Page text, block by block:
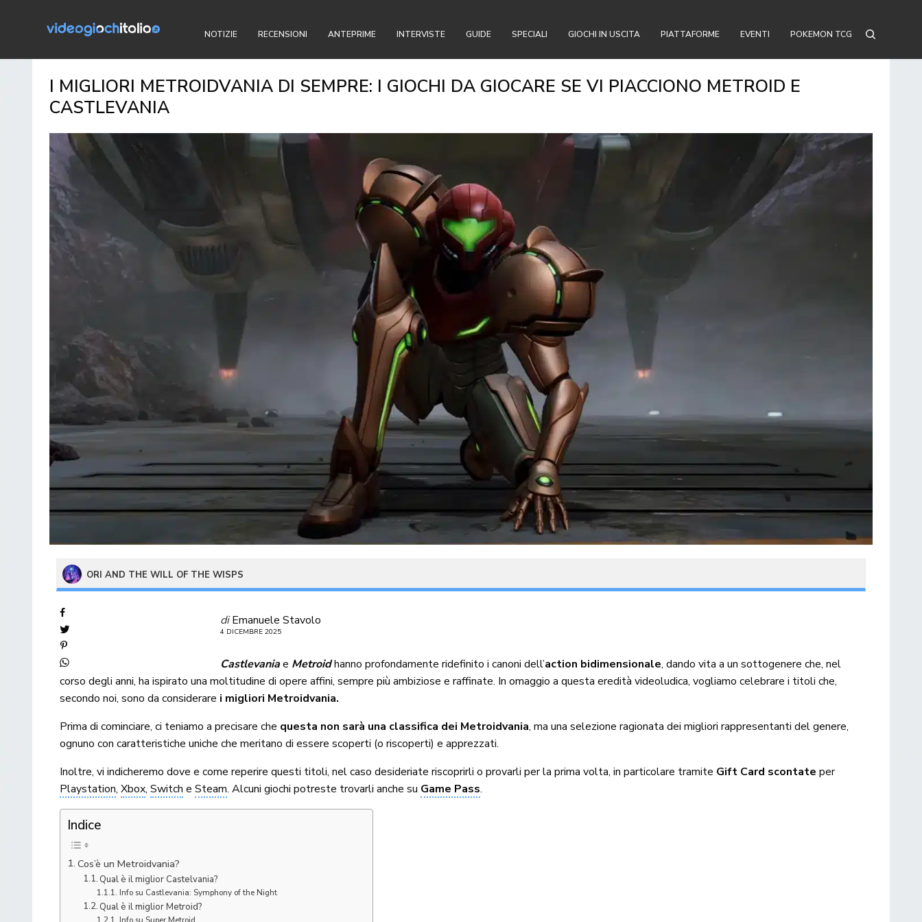
NOTIZIE RECENSIONI ANTEPRIME INTERVISTE GUIDE SPECIALI GIOCHI IN USCITA PIATTAFORME EVENTI POKEMON TCG
I MIGLIORI METROIDVANIA DI SEMPRE: I GIOCHI DA GIOCARE SE VI PIACCIONO METROID E
CASTLEVANIA
ORI AND THE WILL OF THE WISPS
di Emanuele Stavolo
4 DICEMBRE 2025
Castlevaniae Metroidhanno profondamente ridefinito i canoni dell’action bidimensionale, dando vita a un sottogenere che, nel
corso degli anni, ha ispirato una moltitudine di opere affini, sempre più ambiziose e raffinate. In omaggio a questa eredità videoludica, vogliamo celebrare i titoli che,
secondo noi, sono da considerare i migliori Metroidvania.
Prima di cominciare, ci teniamo a precisare che questa non sarà una classifica dei Metroidvania, ma una selezione ragionata dei migliori rappresentanti del genere,
ognuno con caratteristiche uniche che meritano di essere scoperti (o riscoperti) e apprezzati.
Inoltre, vi indicheremo dove e come reperire questi titoli, nel caso desideriate riscoprirli o provarli per la prima volta, in particolare tramite Gift Card scontate per
Playstation,Xbox,Switch eSteam. Alcuni giochi potreste trovarli anche su Game Pass.
Indice
Cos’è un Metroidvania?
Qual è il miglior Castelvania?
Info su Castlevania: Symphony of the Night
Qual è il miglior Metroid?
Info su Super Metroid